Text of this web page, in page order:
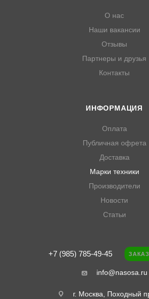
О нас
Наши вакансии
Отзывы
Партнеры и друзья
Контакты
ИНФОРМАЦИЯ
Оплата
Публичная офрета
Доставка
Марки техники
Производители
Новости
Статьи
+7 (985) 785-49-45
info@nasosa.ru
г. Москва, Походный